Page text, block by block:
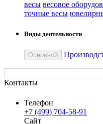
весы весовое
точные весы
Виды деятельности
Основной
Контакты
Телефон
+7 (499) 704-58-91
Сайт